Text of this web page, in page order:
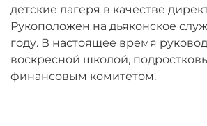
детские лагеря в качестве
Рукоположен на дьяконское
году. В настоящее время
воскресной школой,
финансовым комитетом.